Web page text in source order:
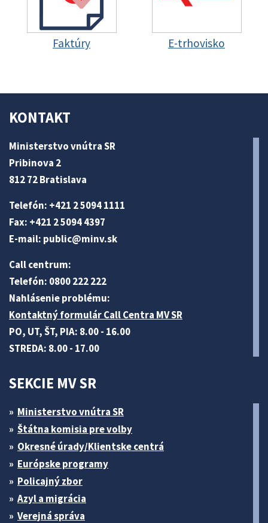
Faktúry E-trhovisko
KONTAKT
Ministerstvo vnútra SR
Pribinova 2
812 72 Bratislava
Telefón: +421 2 5094 1111
Fax: +421 2 5094 4397
E-mail: public@minv.sk
Call centrum:
Telefón: 0800 222 222
Nahlásenie problému:
Kontaktný formulár Call Centra MV SR
PO, UT, ŠT, PIA: 8.00 - 16.00
STREDA: 8.00 - 17.00
SEKCIE MV SR
Ministerstvo vnútra SR
Štátna komisia pre volby
Okresné úrady/Klientske centrá
Európske programy
Policajný zbor
Azyl a migrácia
Verejná správa